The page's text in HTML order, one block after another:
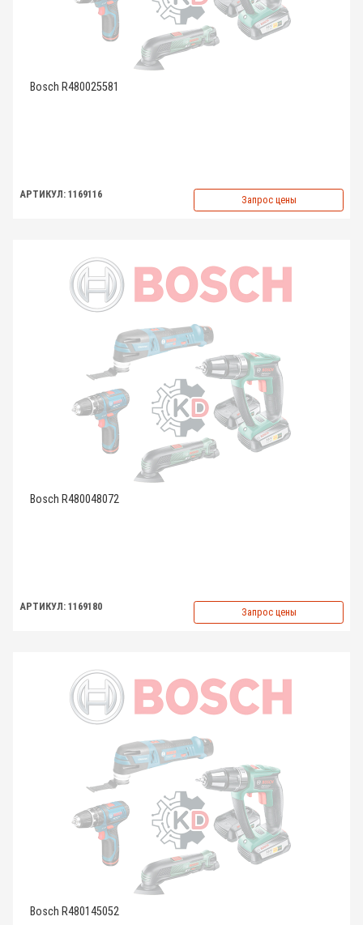
Bosch R480025581
АРТИКУЛ: 1169116 Запрос цены
Bosch R480048072
АРТИКУЛ: 1169180 Запрос цены
Bosch R480145052